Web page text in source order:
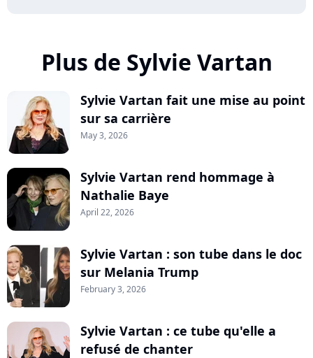
Plus de Sylvie Vartan
Sylvie Vartan fait une mise au point
sur sa carrière
May 3, 2026
Sylvie Vartan rend hommage à
Nathalie Baye
April 22, 2026
Sylvie Vartan : son tube dans le doc
sur Melania Trump
February 3, 2026
Sylvie Vartan : ce tube qu'elle a
refusé de chanter